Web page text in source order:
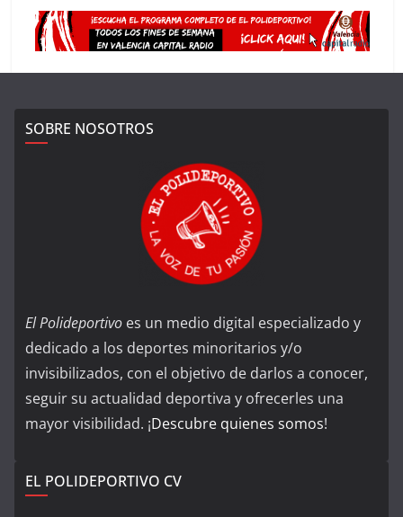
SOBRE NOSOTROS
El Polideportivo es un medio digital especializado y
dedicado a los deportes minoritarios y/o
invisibilizados, con el objetivo de darlos a conocer,
seguir su actualidad deportiva y ofrecerles una
mayor visibilidad. ¡Descubre quienes somos!
EL POLIDEPORTIVO CV